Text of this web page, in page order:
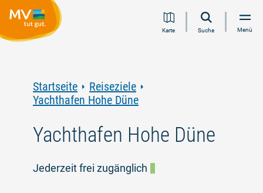
Inhalt
Navigation
Volltextsuche
FooterKarte Suche Menü
Startseite
Reiseziele
Yachthafen Hohe Düne
Yachthafen Hohe Düne
Jederzeit frei zugänglich